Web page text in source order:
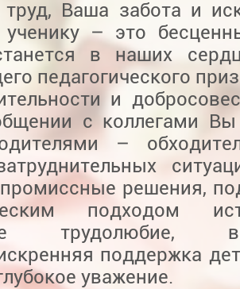
Ваша забота и
– это
в наших
педагогического
и
с коллегами Вы
–
решения,
подходом
трудолюбие,
поддержка
уважение.